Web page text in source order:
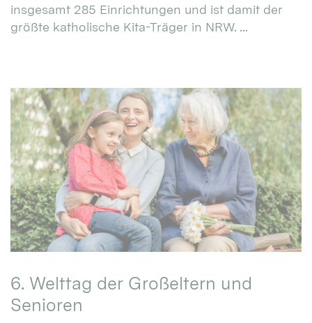
insgesamt 285 Einrichtungen und ist damit der
größte katholische Kita-Träger in NRW. ...
6. Welttag der Großeltern und
Senioren